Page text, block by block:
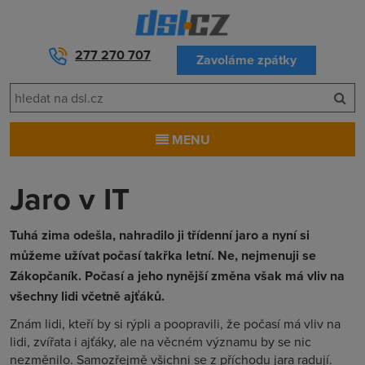
277 270 707 Zavoláme zpátky
MENU
Jaro v IT
Tuhá zima odešla, nahradilo ji třídenní jaro a nyní si
můžeme užívat počasí takřka letní. Ne, nejmenuji se
Zákopčaník. Počasí a jeho nynější změna však má vliv na
všechny lidi včetně ajťáků.
Znám lidi, kteří by si rýpli a poopravili, že počasí má vliv na
lidi, zvířata i ajťáky, ale na věcném významu by se nic
nezměnilo. Samozřejmě všichni se z příchodu jara radují.